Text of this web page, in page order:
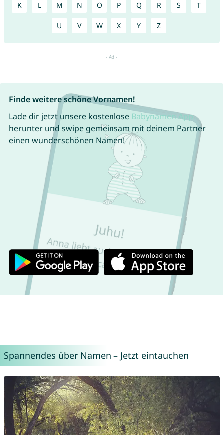
K L M N O P Q R S T
U V W X Y Z
Finde weitere schöne Vornamen!
Lade dir jetzt unsere kostenlose Babynamen App
herunter und swipe gemeinsam mit deinem Partner
einen wunderschönen Namen!
Spannendes über Namen – Jetzt eintauchen